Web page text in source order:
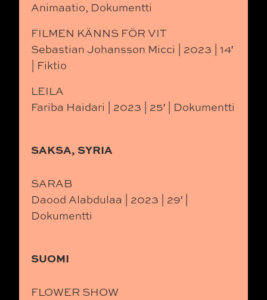
Animaatio, Dokumentti
FILMEN KÄNNS FÖR VIT
Sebastian Johansson Micci | 2023 | 14′
| Fiktio
LEILA
Fariba Haidari | 2023 | 25′ | Dokumentti
SAKSA, SYRIA
SARAB
Daood Alabdulaa | 2023 | 29′ |
Dokumentti
SUOMI
FLOWER SHOW